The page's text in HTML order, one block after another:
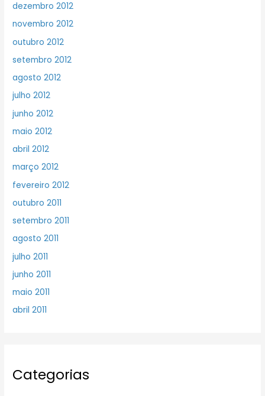
dezembro 2012
novembro 2012
outubro 2012
setembro 2012
agosto 2012
julho 2012
junho 2012
maio 2012
abril 2012
março 2012
fevereiro 2012
outubro 2011
setembro 2011
agosto 2011
julho 2011
junho 2011
maio 2011
abril 2011
Categorias